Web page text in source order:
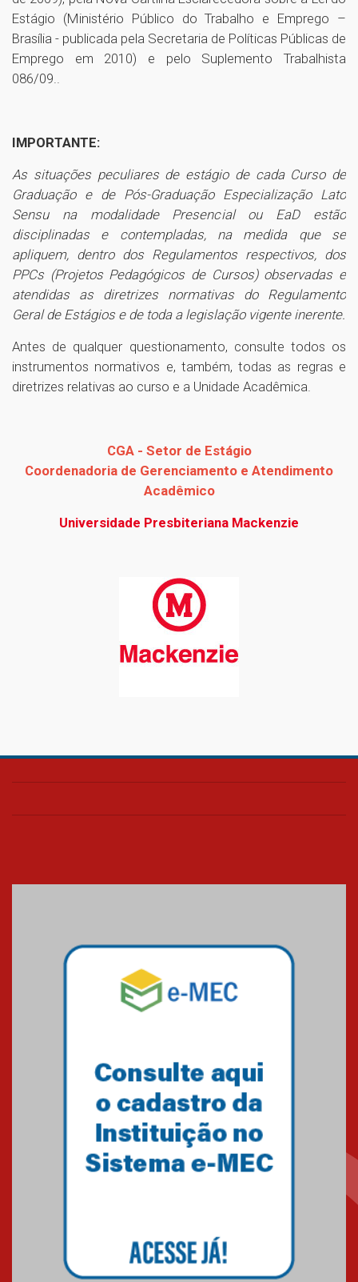
Estágio (Ministério Público do Trabalho e Emprego –
Brasília - publicada pela Secretaria de Políticas Públicas de
Emprego em 2010) e pelo Suplemento Trabalhista
086/09..
IMPORTANTE:
As situações peculiares de estágio de cada Curso de
Graduação e de Pós-Graduação Especialização Lato
Sensu na modalidade Presencial ou EaD estão
disciplinadas e contempladas, na medida que se
apliquem, dentro dos Regulamentos respectivos, dos
PPCs (Projetos Pedagógicos de Cursos) observadas e
atendidas as diretrizes normativas do Regulamento
Geral de Estágios e de toda a legislação vigente inerente.
Antes de qualquer questionamento, consulte todos os
instrumentos normativos e, também, todas as regras e
diretrizes relativas ao curso e a Unidade Acadêmica.
CGA - Setor de Estágio
Coordenadoria de Gerenciamento e Atendimento
Acadêmico
Universidade Presbiteriana Mackenzie